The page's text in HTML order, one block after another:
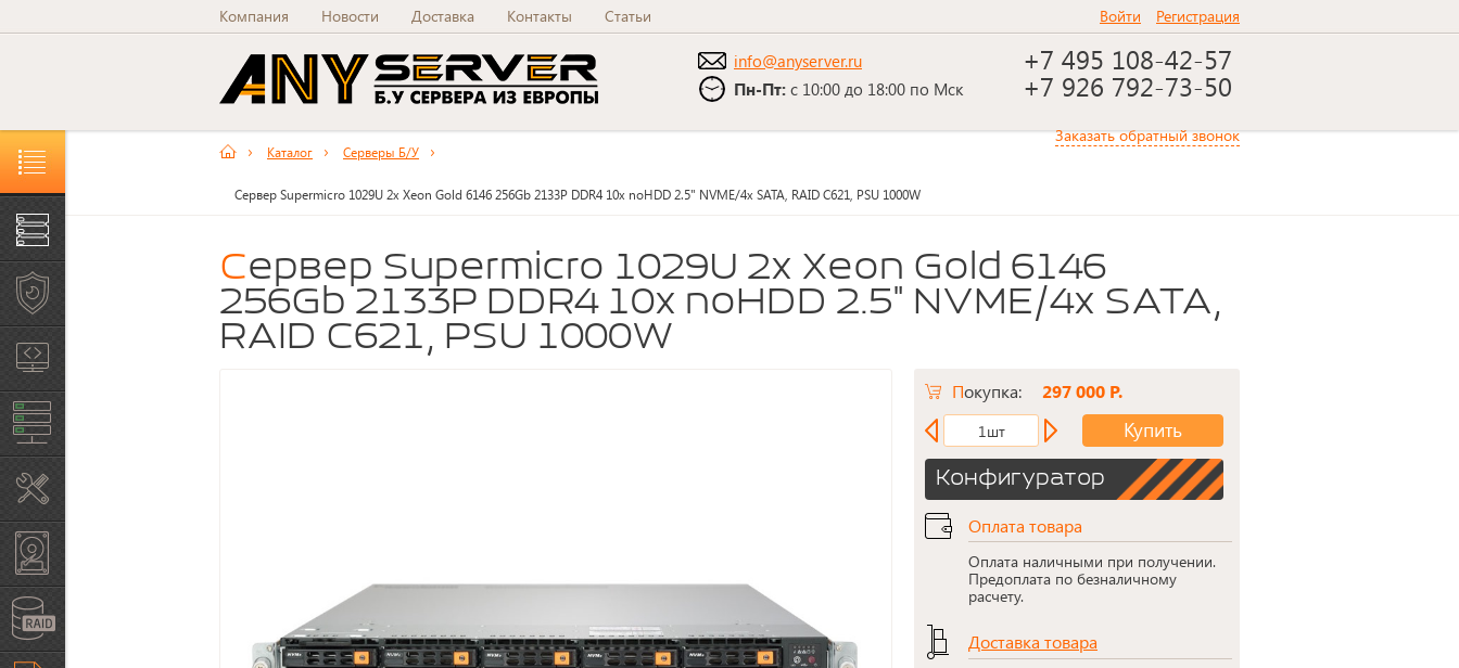
Компания Новости Доставка Контакты Статьи Войти Регистрация
+7 495 108-42-57
+7 926 792-73-50
Заказать обратный звонок
info@anyserver.ru
Пн-Пт: с 10:00 до 18:00 по Мск
Каталог Серверы Б/У
Сервер Supermicro 1029U 2x Xeon Gold 6146 256Gb 2133P DDR4 10x noHDD 2.5" NVME/4x SATA, RAID C621, PSU 1000W
Сервер Supermicro 1029U 2x Xeon Gold 6146
256Gb 2133P DDR4 10x noHDD 2.5" NVME/4x SATA,
RAID C621, PSU 1000W
Покупка: 297 000 Р.
1шт Купить
Конфигуратор
Оплата товара
Оплата наличными при получении.
Предоплата по безналичному
расчету.
Доставка товара
Каталог товаров и услуг
Рабочие станции Б/У